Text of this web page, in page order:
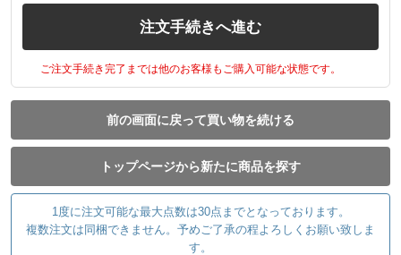
注文手続きへ進む
ご注文手続き完了までは他のお客様もご購入可能な状態です。
前の画面に戻って買い物を続ける
トップページから新たに商品を探す
1度に注文可能な最大点数は30点までとなっております。
複数注文は同梱できません。予めご了承の程よろしくお願い致しま
す。